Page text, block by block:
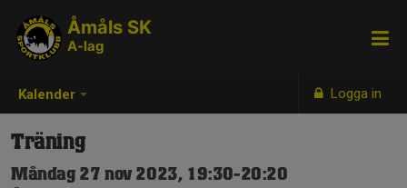
Kalender Logga in
Åmåls SK
A-lag
Träning
Måndag 27 nov 2023, 19:30-20:20